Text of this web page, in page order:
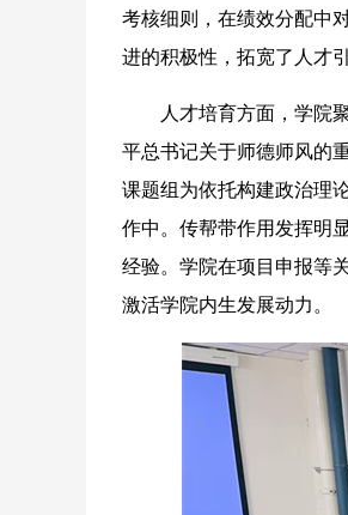
考核细则，在绩效分配中
进的积极性，拓宽了人才
人才培育方面，学院聚
平总书记关于师德师风的
课题组为依托构建政治理
作中。传帮带作用发挥明
经验。学院在项目申报等
激活学院内生发展动力。